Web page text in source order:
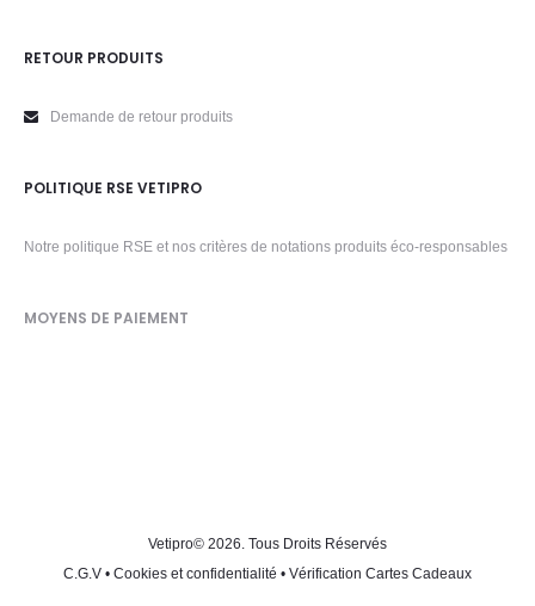
RETOUR PRODUITS
Demande de retour produits
POLITIQUE RSE VETIPRO
Notre politique RSE et nos critères de notations produits éco-responsables
MOYENS DE PAIEMENT
Vetipro© 2026. Tous Droits Réservés
C.G.V • Cookies et confidentialité • Vérification Cartes Cadeaux